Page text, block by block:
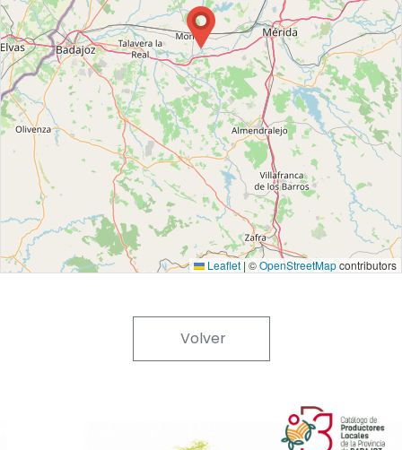
Leaflet | ©OpenStreetMapcontributors
Volver